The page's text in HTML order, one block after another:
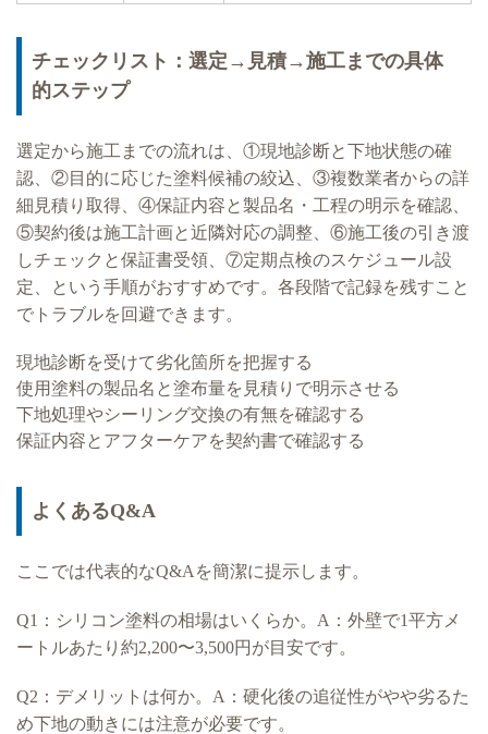
チェックリスト：選定→見積→施工までの具体
的ステップ
選定から施工までの流れは、①現地診断と下地状態の確
認、②目的に応じた塗料候補の絞込、③複数業者からの詳
細見積り取得、④保証内容と製品名・工程の明示を確認、
⑤契約後は施工計画と近隣対応の調整、⑥施工後の引き渡
しチェックと保証書受領、⑦定期点検のスケジュール設
定、という手順がおすすめです。各段階で記録を残すこと
でトラブルを回避できます。
現地診断を受けて劣化箇所を把握する
使用塗料の製品名と塗布量を見積りで明示させる
下地処理やシーリング交換の有無を確認する
保証内容とアフターケアを契約書で確認する
よくあるQ&A
ここでは代表的なQ&Aを簡潔に提示します。
Q1：シリコン塗料の相場はいくらか。A：外壁で1平方メ
ートルあたり約2,200〜3,500円が目安です。
Q2：デメリットは何か。A：硬化後の追従性がやや劣るた
め下地の動きには注意が必要です。